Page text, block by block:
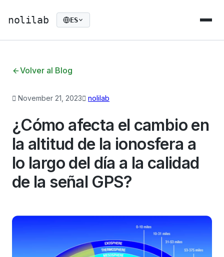
nolilab ES
Volver al Blog
November 21, 2023 nolilab
¿Cómo afecta el cambio en
la altitud de la ionosfera a
lo largo del día a la calidad
de la señal GPS?